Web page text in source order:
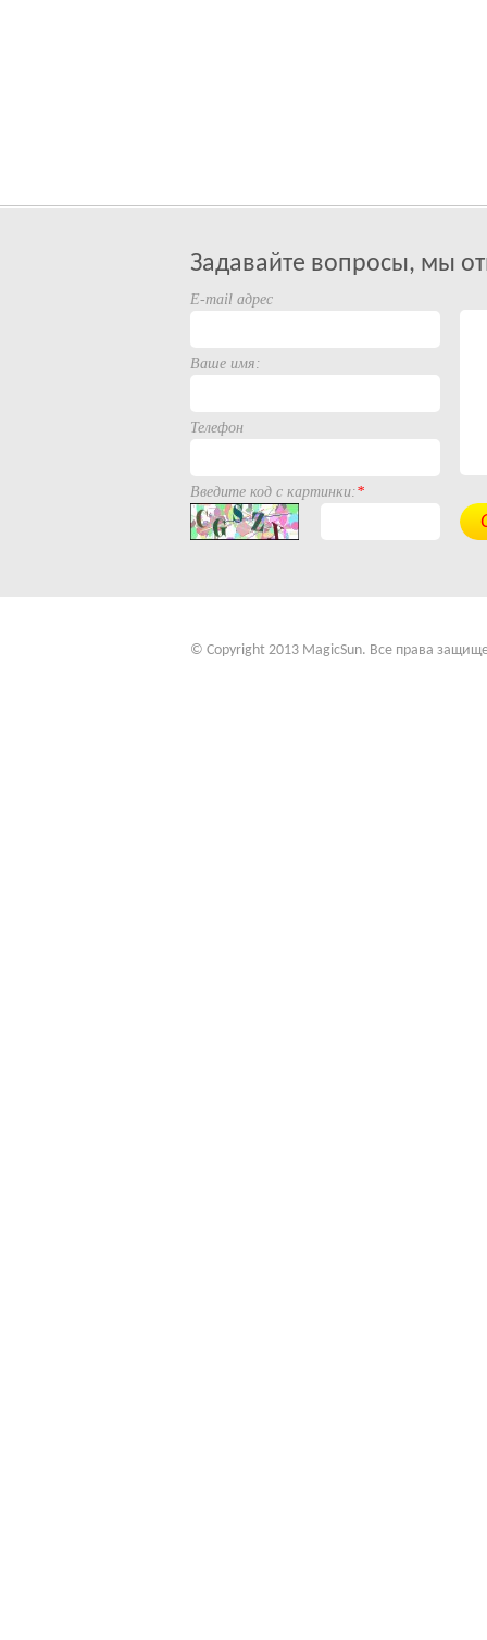
Задавайте вопросы, мы
E-mail адрес
Ваше имя:
Телефон
Введите код с картинки:*
© Copyright 2013 MagicSun. Все права